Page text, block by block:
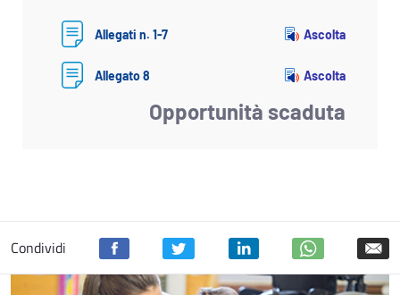
Allegati n. 1-7 Ascolta
Allegato 8 Ascolta
Opportunità scaduta
Condividi